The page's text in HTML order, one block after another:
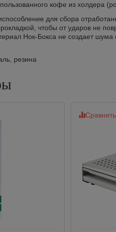
кофе из холдера
для сбора
чтобы от ударов не
Нок-Бокса не создает шума
резина
Сравнить